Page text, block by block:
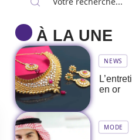
À LA UNE
NEWS
en or
MODE